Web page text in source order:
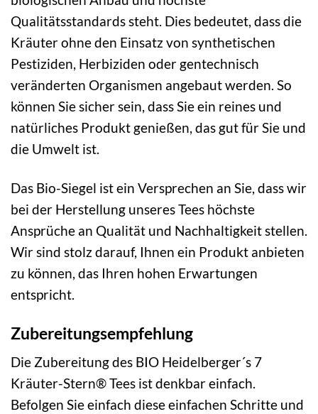
Qualitätsstandards steht. Dies bedeutet, dass die
Kräuter ohne den Einsatz von synthetischen
Pestiziden, Herbiziden oder gentechnisch
veränderten Organismen angebaut werden. So
können Sie sicher sein, dass Sie ein reines und
natürliches Produkt genießen, das gut für Sie und
die Umwelt ist.
Das Bio-Siegel ist ein Versprechen an Sie, dass wir
bei der Herstellung unseres Tees höchste
Ansprüche an Qualität und Nachhaltigkeit stellen.
Wir sind stolz darauf, Ihnen ein Produkt anbieten
zu können, das Ihren hohen Erwartungen
entspricht.
Zubereitungsempfehlung
Die Zubereitung des BIO Heidelberger´s 7
Kräuter-Stern® Tees ist denkbar einfach.
Befolgen Sie einfach diese einfachen Schritte und